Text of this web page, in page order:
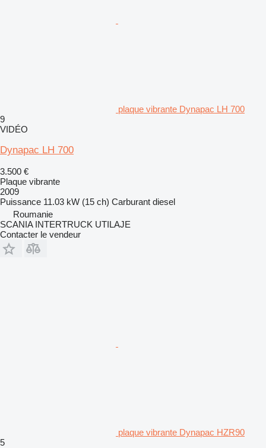
plaque vibrante Dynapac LH 700
9
VIDÉO
Dynapac LH 700
3.500 €
Plaque vibrante
2009
Puissance 11.03 kW (15 ch) Carburant diesel
Roumanie
SCANIA INTERTRUCK UTILAJE
Contacter le vendeur
plaque vibrante Dynapac HZR90
5